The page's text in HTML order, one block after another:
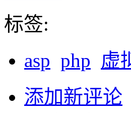
标签:
asp php 虚
添加新评论